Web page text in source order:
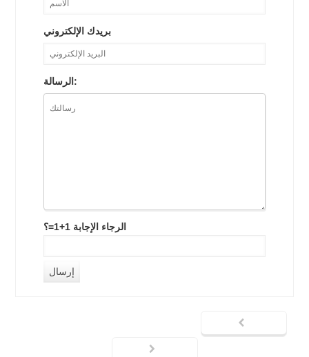
بريدك الإلكتروني
الرسالة:
الرجاء الإجابة 1+1=؟